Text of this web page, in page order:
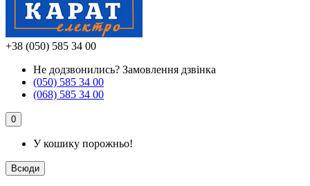
+38 (050) 585 34 00
Не додзвонились? Замовлення дзвінка
(050) 585 34 00
(068) 585 34 00
0
У кошику порожньо!
Всюди